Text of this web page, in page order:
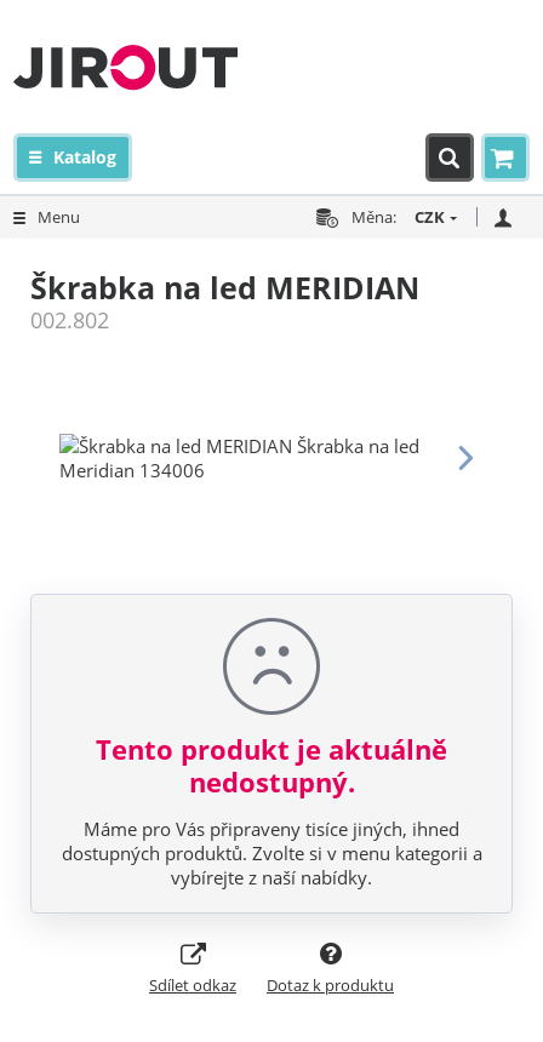
Katalog
Menu Měna: CZK
Škrabka na led MERIDIAN
002.802
Tento produkt je aktuálně
nedostupný.
Máme pro Vás připraveny tisíce jiných, ihned
dostupných produktů. Zvolte si v menu kategorii a
vybírejte z naší nabídky.
Sdílet odkaz Dotaz k produktu